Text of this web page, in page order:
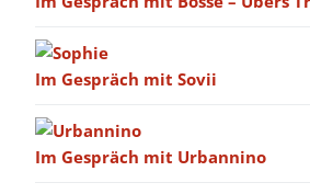
Im Gespräch mit Sovii
Im Gespräch mit Urbannino